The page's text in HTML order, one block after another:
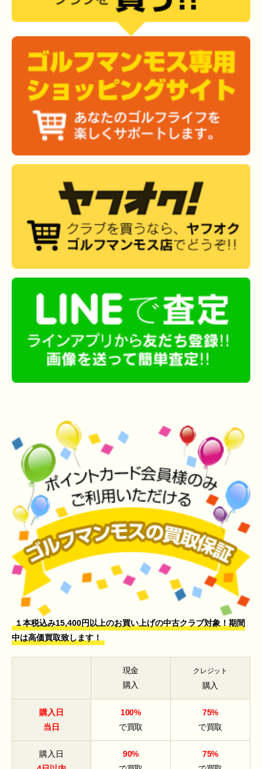
１本税込み15,400円以上のお買い上げの中古クラブ対象！期間
中は高価買取致します！
現金
購入
クレジット
購入
購入日
当日
100%
で買取
75%
で買取
購入日
90%
75%